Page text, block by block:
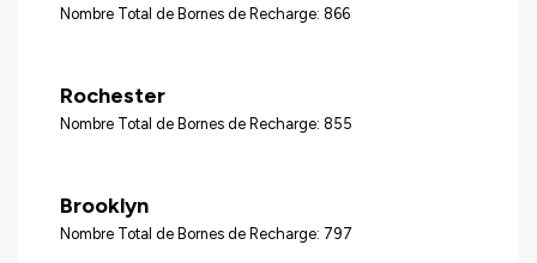
Nombre Total de Bornes de Recharge: 866
Rochester
Nombre Total de Bornes de Recharge: 855
Brooklyn
Nombre Total de Bornes de Recharge: 797